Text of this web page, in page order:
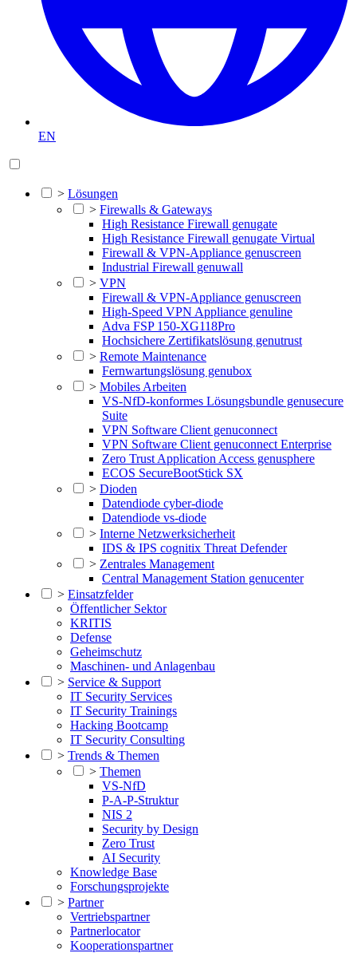
EN
> Lösungen
> Firewalls & Gateways
High Resistance Firewall genugate
High Resistance Firewall genugate Virtual
Firewall & VPN-Appliance genuscreen
Industrial Firewall genuwall
> VPN
Firewall & VPN-Appliance genuscreen
High-Speed VPN Appliance genuline
Adva FSP 150-XG118Pro
Hochsichere Zertifikatslösung genutrust
> Remote Maintenance
Fernwartungslösung genubox
> Mobiles Arbeiten
VS-NfD-konformes Lösungsbundle genusecure
Suite
VPN Software Client genuconnect
VPN Software Client genuconnect Enterprise
Zero Trust Application Access genusphere
ECOS SecureBootStick SX
> Dioden
Datendiode cyber-diode
Datendiode vs-diode
> Interne Netzwerksicherheit
IDS & IPS cognitix Threat Defender
> Zentrales Management
Central Management Station genucenter
> Einsatzfelder
Öffentlicher Sektor
KRITIS
Defense
Geheimschutz
Maschinen- und Anlagenbau
> Service & Support
IT Security Services
IT Security Trainings
Hacking Bootcamp
IT Security Consulting
> Trends & Themen
> Themen
VS-NfD
P-A-P-Struktur
NIS 2
Security by Design
Zero Trust
AI Security
Knowledge Base
Forschungsprojekte
> Partner
Vertriebspartner
Partnerlocator
Kooperationspartner